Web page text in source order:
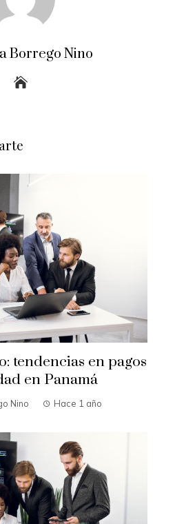
Borrego Nino
tendencias en pagos
en Panamá
Nino Hace 1 año